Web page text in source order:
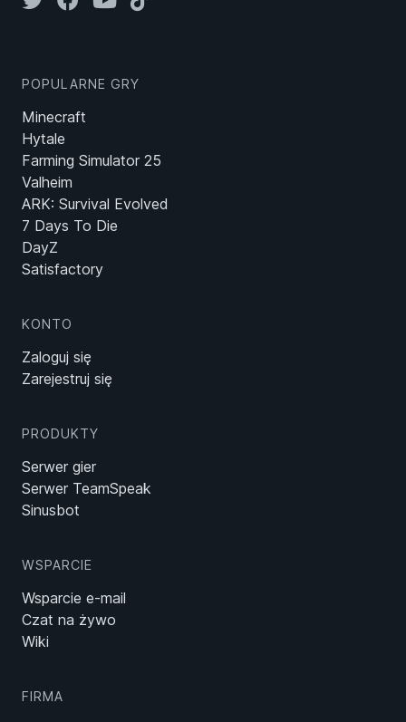
POPULARNE GRY
Minecraft
Hytale
Farming Simulator 25
Valheim
ARK: Survival Evolved
7 Days To Die
DayZ
Satisfactory
KONTO
Zaloguj się
Zarejestruj się
PRODUKTY
Serwer gier
Serwer TeamSpeak
Sinusbot
WSPARCIE
Wsparcie e-mail
Czat na żywo
Wiki
FIRMA